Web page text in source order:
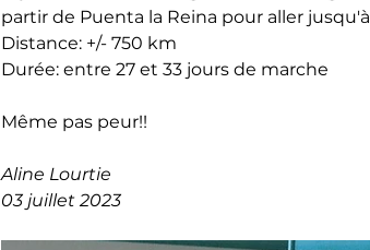
partir de Puenta la Reina pour aller
Distance: +/- 750 km
Durée: entre 27 et 33 jours de marche
Même pas peur!!
Aline Lourtie
03 juillet 2023